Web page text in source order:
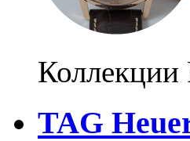
Коллекции
TAG